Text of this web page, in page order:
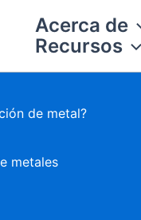
Acerca de
Recursos
de metal?
metales